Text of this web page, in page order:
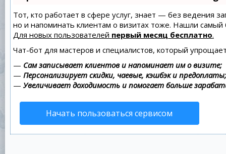
Тот, кто работает в сфере услуг, знает — без ведения
но и напоминать клиентам о визитах тоже. Нашли
Для новых пользователей первый месяц бесплатно.
Чат-бот для мастеров и специалистов, который
— Сам записывает клиентов и напоминает им о визите;
— Персонализирует скидки, чаевые, кэшбэк и предоплаты;
— Увеличивает доходимость и помогает больше
Начать пользоваться сервисом